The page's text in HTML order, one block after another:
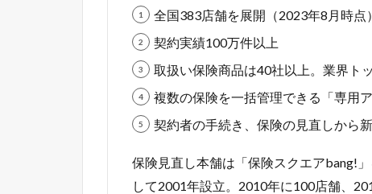
全国383店舗を展開（2023年8月時点）
契約実績100万件以上
取扱い保険商品は40社以上。業界ト
複数の保険を一括管理できる「専用
契約者の手続き、保険の見直しから
保険見直し本舗は「保険スクエアbang!
して2001年設立。2010年に100店舗、